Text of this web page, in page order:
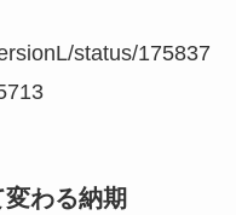
status/175837
変わる納期